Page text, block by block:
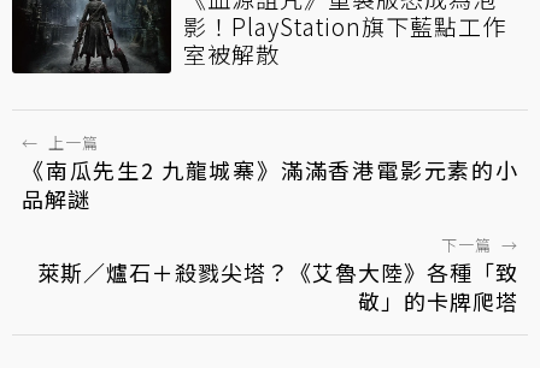
影！PlayStation旗下藍點工作
室被解散
← 上一篇
《南瓜先生2 九龍城寨》滿滿香港電影元素的小
品解謎
下一篇 →
萊斯／爐石＋殺戮尖塔？《艾魯大陸》各種「致
敬」的卡牌爬塔